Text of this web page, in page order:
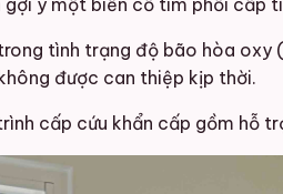
tình trạng độ bão hòa
được can thiệp kịp thời.
cấp cứu khẩn cấp gồm hỗ